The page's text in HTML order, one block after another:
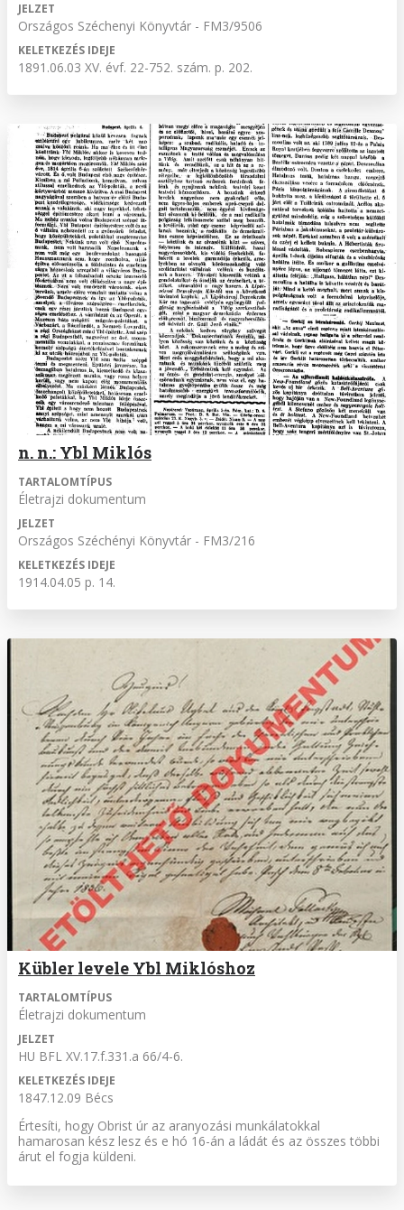
JELZET
Országos Széchenyi Könyvtár - FM3/9506
KELETKEZÉS IDEJE
1891.06.03 XV. évf. 22-752. szám. p. 202.
n. n.: Ybl Miklós
TARTALOMTÍPUS
Életrajzi dokumentum
JELZET
Országos Széchényi Könyvtár - FM3/216
KELETKEZÉS IDEJE
1914.04.05 p. 14.
Kübler levele Ybl Miklóshoz
TARTALOMTÍPUS
Életrajzi dokumentum
JELZET
HU BFL XV.17.f.331.a 66/4-6.
KELETKEZÉS IDEJE
1847.12.09 Bécs
Értesíti, hogy Obrist úr az aranyozási munkálatokkal
hamarosan kész lesz és e hó 16-án a ládát és az összes többi
árut el fogja küldeni.